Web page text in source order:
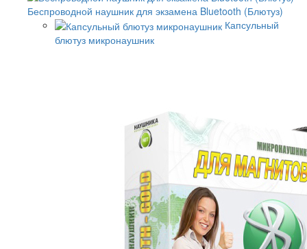
Беспроводной наушник для экзамена Bluetooth (Блютуз)
Капсульный
блютуз микронаушник